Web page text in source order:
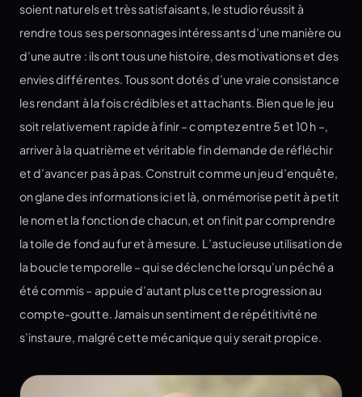
soient naturels et très satisfaisants, le studio réussit à
rendre tous ses personnages intéressants d’une manière ou
d’une autre : ils ont tous une histoire, des motivations et des
envies différentes. Tous sont dotés d’une vraie consistance
les rendant à la fois crédibles et attachants. Bien que le jeu
soit relativement rapide à finir – comptez entre 5 et 10 h –,
arriver à la quatrième et véritable fin demande de réfléchir
et d’avancer pas à pas. Construit comme un jeu d’enquête,
on glane des informations ici et là, on mémorise petit à petit
le nom et la fonction de chacun, et on finit par comprendre
la toile de fond au fur et à mesure. L’astucieuse utilisation de
la boucle temporelle – qui se déclenche lorsqu’un péché a
été commis – appuie d’autant plus cette progression au
compte-goutte. Jamais un sentiment de répétitivité ne
s’instaure, malgré cette mécanique qui y serait propice.